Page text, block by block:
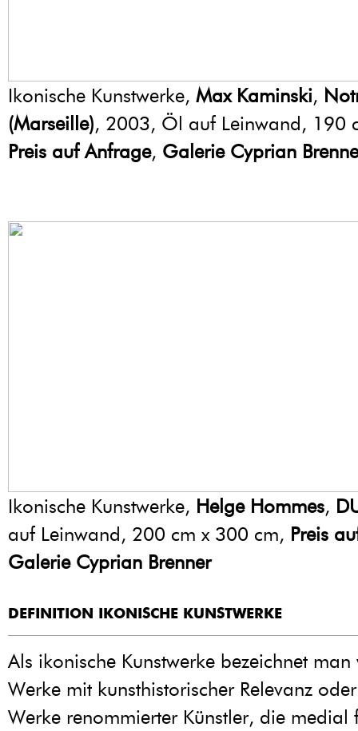
Ikonische Kunstwerke, Max Kaminski,
(Marseille), 2003, Öl auf Leinwand, 190
Preis auf Anfrage, Galerie Cyprian
Ikonische Kunstwerke, Helge Hommes,
auf Leinwand, 200 cm x 300 cm, Preis
Galerie Cyprian Brenner
DEFINITION IKONISCHE KUNSTWERKE
Als ikonische Kunstwerke bezeichnet
Werke mit kunsthistorischer Relevanz
Werke renommierter Künstler, die medial